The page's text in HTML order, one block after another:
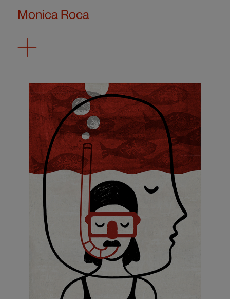
Monica Roca